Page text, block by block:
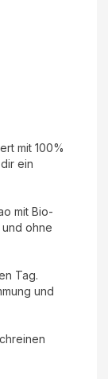
mit 100%
ein
mit Bio-
ohne
Tag.
und